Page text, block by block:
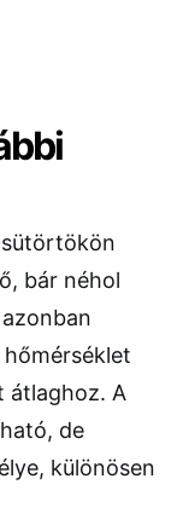
bár néhol
átlaghoz. A
de
különösen